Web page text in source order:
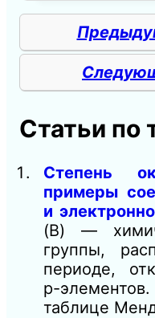
Статьи по
Степень
примеры
и
(B) —
группы,
периоде,
p-
таблице